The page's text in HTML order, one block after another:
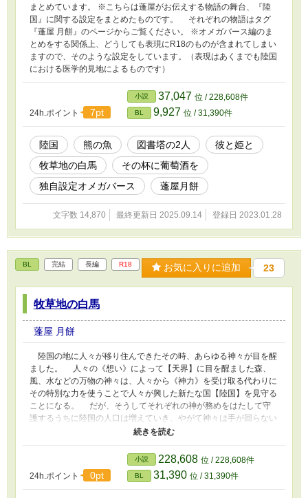
まとめています。 ※こちらは蓬屋がお伝えする物語の舞台、『陸
国』に関する設定をまとめたものです。 それぞれの物語はタグ
『蓬屋 月餅』のページからご覧ください。 ※オメガバース編のま
とめをする関係上、どうしても表現にR18のものが含まれてしまい
ますので、そのような設定をしています。（表現はあくまでも陸国
における医学的見地によるものです）
24h.ポイント 7pt
小説 37,047 位 / 228,608件
BL 9,927 位 / 31,390件
陸国 熊の魚 図書塔の2人
彼と姫と
牧草地の白馬
その杯に葡萄酒を
独自設定オメガバース
蓬屋月餅
文字数 14,870 最終更新日 2025.09.14 登録日 2023.01.28
BL 完結 長編 R18 お気に入りに追加 23
牧草地の白馬
蓬屋 月餅
陸国の地に人々が移り住んできたその時、あらゆる神々が目を醒
ました。 人々の《想い》によって【天界】に目を醒ました森、
風、水などの万物の神々は、人々から《神力》を受け取る代わりに
その特別な力を使うことで人々が興した新たな国【陸国】を見守る
ことになる。 だが、そうしてそれぞれの神が務めをはたして守
護するうちに陸国の人口は増えていき、やがて神々は手が回らない
ほど多忙になっていった。 自身の管轄内の状況を確認するのだ
めの補佐をさせるためにそれぞれが自ら選んだ生き物をそばに従え
るようになる。 陸国の牧畜に関係している牧草地の神はその補
佐『側仕え』に1頭の立派な白馬を選んだ。 長い年月を共に過ご
す中で『言葉はなくとも理解し合えている』という関係性が心地よ
24h.ポイント 0pt
小説 228,608 位 / 228,608件
BL 31,390 位 / 31,390件